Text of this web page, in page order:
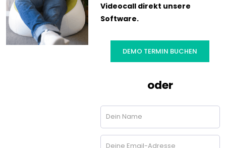
Videocall direkt unsere
Software.
DEMO TERMIN BUCHEN
oder